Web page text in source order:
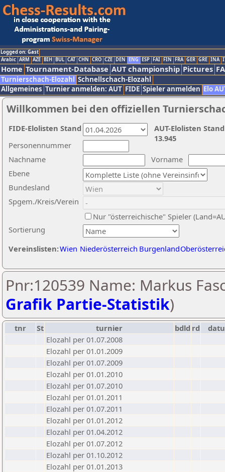
Logged on: Gast
Arabic ARM AZE BIH BUL CAT CHN CRO CZE DEN ENG ESP FAI FIN FRA GER GRE INA
Home Tournament-Database AUT championship Pictures
Turnierschach-Elozahl Schnellschach-Elozahl
Allgemeines Turnier anmelden: AUT FIDE Spieler anmelden Elo
Willkommen bei den offiziellen
Nachname
Vorname
Ebene
Sortierung
Personennummer
Bundesland
Spgem./Kreis/Verein
Nur "österreichische" Spieler
Vereinslisten:Wien Niederösterreich Burgenland
AUT-Elolisten
13.945
FIDE-Elolisten Stand
Pnr:120539 Name: Markus
Grafik Partie-Statistik)
tnr St turnier bdld rd
Elozahl per 01.07.2008
Elozahl per 01.01.2009
Elozahl per 01.07.2009
Elozahl per 01.01.2010
Elozahl per 01.07.2010
Elozahl per 01.01.2011
Elozahl per 01.07.2011
Elozahl per 01.01.2012
Elozahl per 01.04.2012
Elozahl per 01.07.2012
Elozahl per 01.10.2012
Elozahl per 01.01.2013